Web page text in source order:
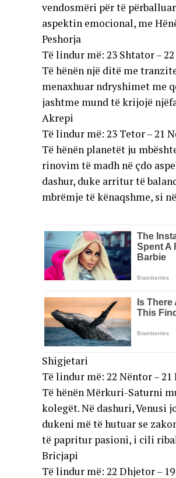
vendosmëri për të
aspektin emocional, me
Peshorja
Të lindur më: 23 Shtator –
Të hënën një ditë me
menaxhuar ndryshimet me
jashtme mund të krijojë
Akrepi
Të lindur më: 23 Tetor – 21
Të hënën planetët ju
rinovim të madh në çdo
dashur, duke arritur të
mbrëmje të kënaqshme, si
Shigjetari
Të lindur më: 22 Nëntor –
Të hënën Mërkuri-Saturni
kolegët. Në dashuri, Venusi
dukeni më të hutuar se
të papritur pasioni, i cili
Bricjapi
Të lindur më: 22 Dhjetor – 19